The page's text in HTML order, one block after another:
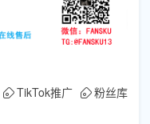
TikTok推广
粉丝库